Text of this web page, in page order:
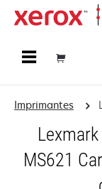
Imprimantes
MS621